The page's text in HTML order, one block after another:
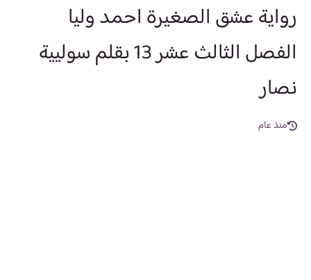
رواية عشق الصغيرة احمد وليا
الفصل الثالث عشر 13 بقلم سوليية
نصار
منذ عام